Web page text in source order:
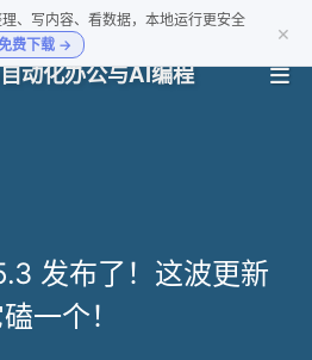
、写内容、看数据，本地运行更安全
费下载 →
×
动化办公与AI编程
发布了！这波更新
一个！